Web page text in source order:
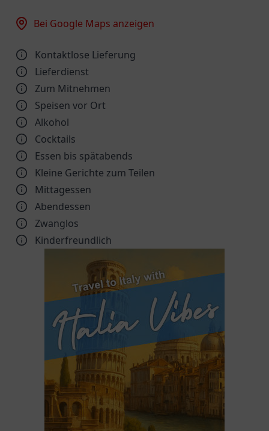
Bei Google Maps anzeigen
Kontaktlose Lieferung
Lieferdienst
Zum Mitnehmen
Speisen vor Ort
Alkohol
Cocktails
Essen bis spätabends
Kleine Gerichte zum Teilen
Mittagessen
Abendessen
Zwanglos
Kinder­freundlich